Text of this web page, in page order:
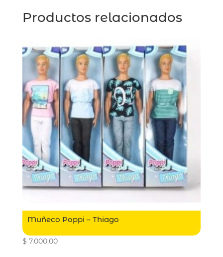
Productos relacionados
Muñeco Poppi – Thiago
$ 7.000,00